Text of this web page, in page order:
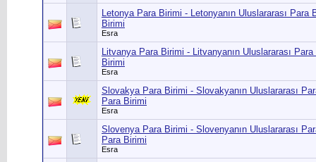
Letonya Para Birimi - Letonyanın Uluslararası Para
Birimi
Esra
Litvanya Para Birimi - Litvanyanın Uluslararası
Birimi
Esra
Slovakya Para Birimi - Slovakyanın Uluslararası
Para Birimi
Esra
Slovenya Para Birimi - Slovenyanın Uluslararası
Para Birimi
Esra